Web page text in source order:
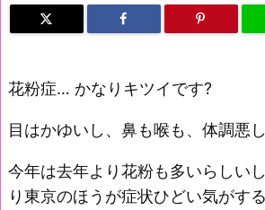
花粉症… かなりキツイです?
目はかゆいし、鼻も喉も、体調悪し
今年は去年より花粉も多いらしい
り東京のほうが症状ひどい気がす